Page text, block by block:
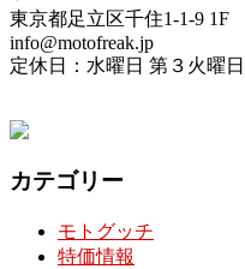
東京都足立区千住1-1-9 1F
info@motofreak.jp
定休日：水曜日 第３火曜日
カテゴリー
モトグッチ
特価情報